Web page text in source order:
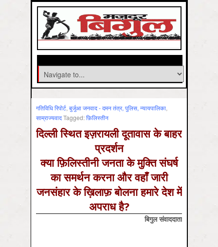
गतिविधि रिपोर्ट, बुर्जुआ जनवाद - दमन तंत्र, पुलिस, न्‍यायपालिका,
साम्राज्‍यवादTagged:फ़िलिस्तीन
दिल्ली स्थित इज़रायली दूतावास के बाहर
प्रदर्शन
क्या फ़िलिस्तीनी जनता के मुक्ति संघर्ष
का समर्थन करना और वहाँ जारी
जनसंहार के ख़िलाफ़ बोलना हमारे देश में
अपराध है?
बिगुलसंवाददाता